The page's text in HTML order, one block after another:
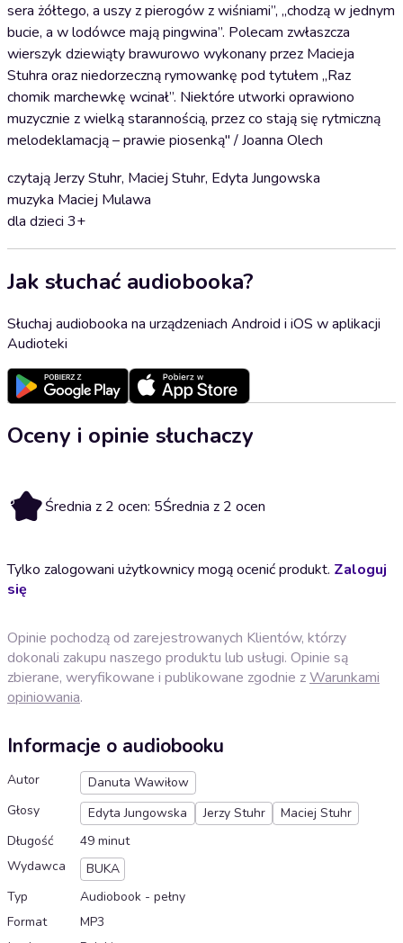
sera żółtego, a uszy z pierogów z wiśniami”, „chodzą w jednym
bucie, a w lodówce mają pingwina”. Polecam zwłaszcza
wierszyk dziewiąty brawurowo wykonany przez Macieja
Stuhra oraz niedorzeczną rymowankę pod tytułem „Raz
chomik marchewkę wcinał”. Niektóre utworki oprawiono
muzycznie z wielką starannością, przez co stają się rytmiczną
melodeklamacją – prawie piosenką" / Joanna Olech
czytają Jerzy Stuhr, Maciej Stuhr, Edyta Jungowska
muzyka Maciej Mulawa
dla dzieci 3+
Jak słuchać audiobooka?
Słuchaj audiobooka na urządzeniach Android i iOS w aplikacji
Audioteki
Oceny i opinie słuchaczy
5 Średnia z 2 ocen: 5Średnia z 2 ocen
Tylko zalogowani użytkownicy mogą ocenić produkt. Zaloguj
się
Opinie pochodzą od zarejestrowanych Klientów, którzy
dokonali zakupu naszego produktu lub usługi. Opinie są
zbierane, weryfikowane i publikowane zgodnie zWarunkami
opiniowania.
Informacje o audiobooku
Autor
Danuta Wawiłow
Głosy
Edyta Jungowska Jerzy Stuhr
Maciej Stuhr
Długość
49 minut
Wydawca
BUKA
Typ
Audiobook - pełny
Format
MP3